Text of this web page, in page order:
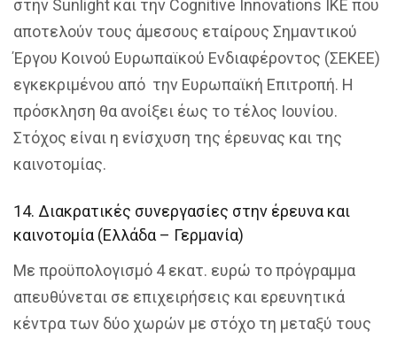
στην Sunlight και την Cognitive Innovations IKE που
αποτελούν τους άμεσους εταίρους Σημαντικού
Έργου Κοινού Ευρωπαϊκού Ενδιαφέροντος (ΣΕΚΕΕ)
εγκεκριμένου από την Ευρωπαϊκή Επιτροπή. Η
πρόσκληση θα ανοίξει έως το τέλος Ιουνίου.
Στόχος είναι η ενίσχυση της έρευνας και της
καινοτομίας.
14. Διακρατικές συνεργασίες στην έρευνα και
καινοτομία (Ελλάδα – Γερμανία)
Με προϋπολογισμό 4 εκατ. ευρώ το πρόγραμμα
απευθύνεται σε επιχειρήσεις και ερευνητικά
κέντρα των δύο χωρών με στόχο τη μεταξύ τους